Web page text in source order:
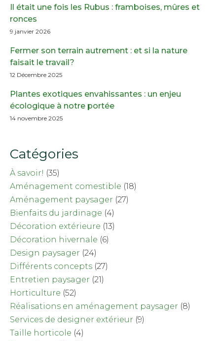
Il était une fois les Rubus : framboises, mûres et
ronces
9 janvier 2026
Fermer son terrain autrement : et si la nature
faisait le travail?
12 Décembre 2025
Plantes exotiques envahissantes : un enjeu
écologique à notre portée
14 novembre 2025
Catégories
À savoir! (35)
Aménagement comestible (18)
Aménagement paysager (27)
Bienfaits du jardinage (4)
Décoration extérieure (13)
Décoration hivernale (6)
Design paysager (24)
Différents concepts (27)
Entretien paysager (21)
Horticulture (52)
Réalisations en aménagement paysager (8)
Services de designer extérieur (9)
Taille horticole (4)